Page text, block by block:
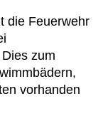
die Feuerwehr
zum
vorhanden